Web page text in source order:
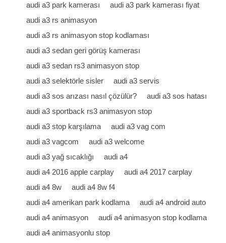
audi a3 park kamerası
audi a3 park kamerası fiyat
audi a3 rs animasyon
audi a3 rs animasyon stop kodlaması
audi a3 sedan geri görüş kamerası
audi a3 sedan rs3 animasyon stop
audi a3 selektörle sisler
audi a3 servis
audi a3 sos arızası nasıl çözülür?
audi a3 sos hatası
audi a3 sportback rs3 animasyon stop
audi a3 stop karşılama
audi a3 vag com
audi a3 vagcom
audi a3 welcome
audi a3 yağ sıcaklığı
audi a4
audi a4 2016 apple carplay
audi a4 2017 carplay
audi a4 8w
audi a4 8w f4
audi a4 amerikan park kodlama
audi a4 android auto
audi a4 animasyon
audi a4 animasyon stop kodlama
audi a4 animasyonlu stop